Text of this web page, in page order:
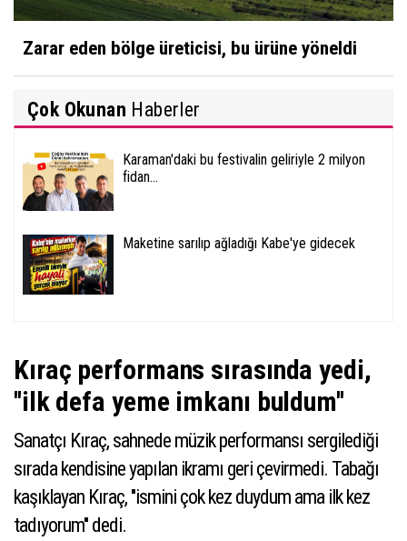
Zarar eden bölge üreticisi, bu ürüne yöneldi
Çok Okunan Haberler
Karaman'daki bu festivalin geliriyle 2 milyon
fidan...
Maketine sarılıp ağladığı Kabe'ye gidecek
Kıraç performans sırasında yedi,
''ilk defa yeme imkanı buldum''
Sanatçı Kıraç, sahnede müzik performansı sergilediği
sırada kendisine yapılan ikramı geri çevirmedi. Tabağı
kaşıklayan Kıraç, ''ismini çok kez duydum ama ilk kez
tadıyorum'' dedi.